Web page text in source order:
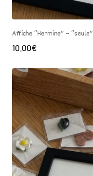
Affiche “Hermine” – “seule”
10.00€